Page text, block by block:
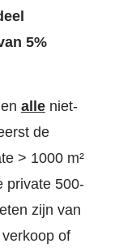
5%
alleniet-
de
> 1000 m²
private 500-
zijn van
of